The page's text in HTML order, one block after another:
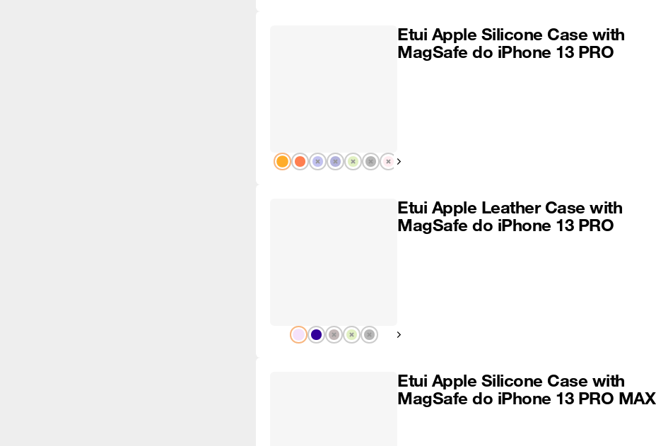
Pokaż następny
Etui Apple Silicone Case with
MagSafe do iPhone 13 PRO
Pokaż następny
Etui Apple Leather Case with
MagSafe do iPhone 13 PRO
Etui Apple Silicone Case with
MagSafe do iPhone 13 PRO MAX